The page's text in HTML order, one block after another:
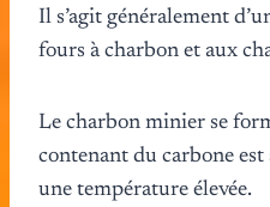
Il s’agit généralement
fours à charbon et aux
Le charbon minier se
contenant du carbone
une température élevée.